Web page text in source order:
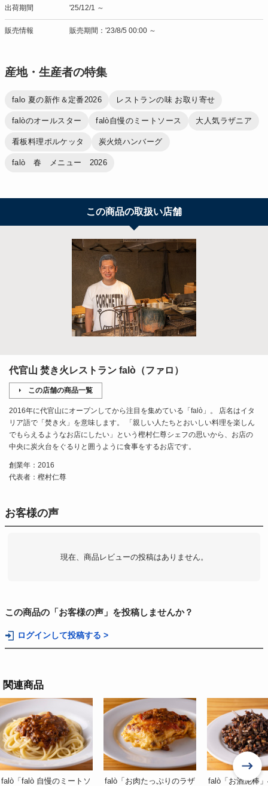
出荷期間 '25/12/1 ～
販売情報 販売期間：'23/8/5 00:00 ～
産地・生産者の特集
falo 夏の新作＆定番2026 レストランの味 お取り寄せ
falòのオールスター falò自慢のミートソース 大人気ラザニア
看板料理ポルケッタ 炭火焼ハンバーグ
falò 春 メニュー 2026
この商品の取扱い店舗
代官山 焚き火レストラン falò（ファロ）
この店舗の商品一覧
2016年に代官山にオープンしてから注目を集めている「falò」。 店名はイタ
リア語で「焚き火」を意味します。 「親しい人たちとおいしい料理を楽しん
でもらえるようなお店にしたい」という樫村仁尊シェフの思いから、お店の
中央に炭火台をぐるりと囲うように食事をするお店です。
創業年：2016
代表者：樫村仁尊
お客様の声
現在、商品レビューの投稿はありません。
この商品の「お客様の声」を投稿しませんか？
ログインして投稿する >
関連商品
falò「falò 自慢のミートソ
falò「お肉たっぷりのラザ
falò「お酒泥棒